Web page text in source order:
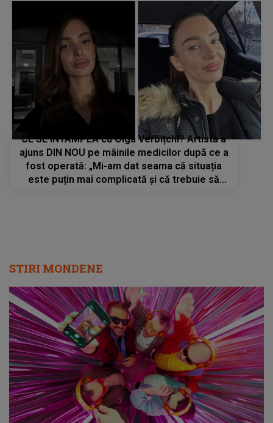
CE SE ÎNTÂMPLĂ cu Olga Verbițchi? Artista a
ajuns DIN NOU pe mâinile medicilor după ce a
fost operată: „Mi-am dat seama că situația
este puțin mai complicată și că trebuie să
STIRI MONDENE